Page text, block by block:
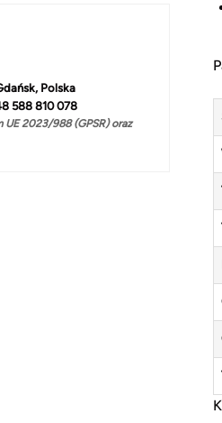
Polska
588 810 078
2023/988 (GPSR) oraz